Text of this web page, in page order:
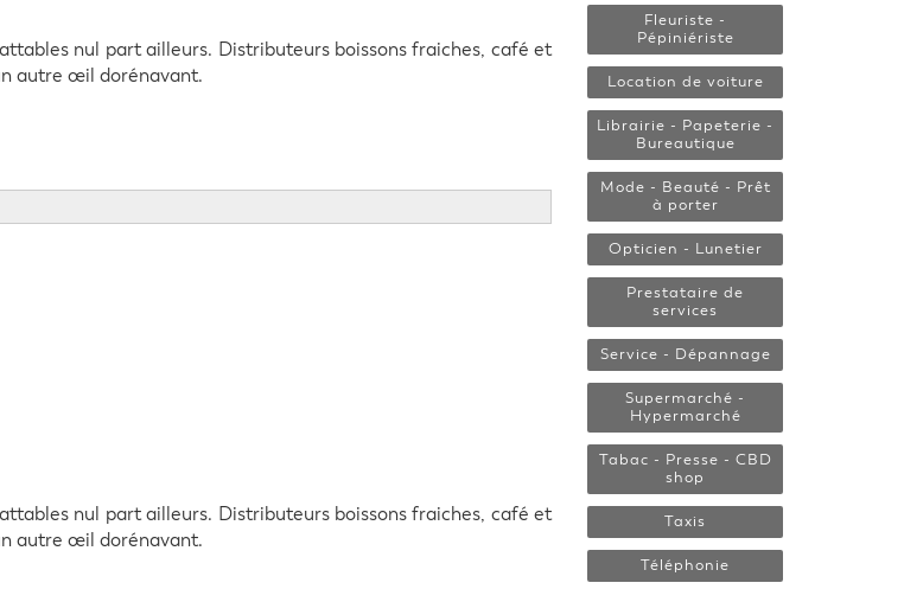
nul part ailleurs. Distributeurs boissons fraiches, café et
autre œil dorénavant.
nul part ailleurs. Distributeurs boissons fraiches, café et
autre œil dorénavant.
Fleuriste -
Pépiniériste
Location de voiture
Librairie - Papeterie -
Bureautique
Mode - Beauté - Prêt
à porter
Opticien - Lunetier
Prestataire de
services
Service - Dépannage
Supermarché -
Hypermarché
Tabac - Presse - CBD
shop
Taxis
Téléphonie